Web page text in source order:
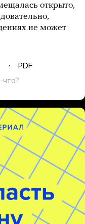
открыто,
не может
PDF
что?